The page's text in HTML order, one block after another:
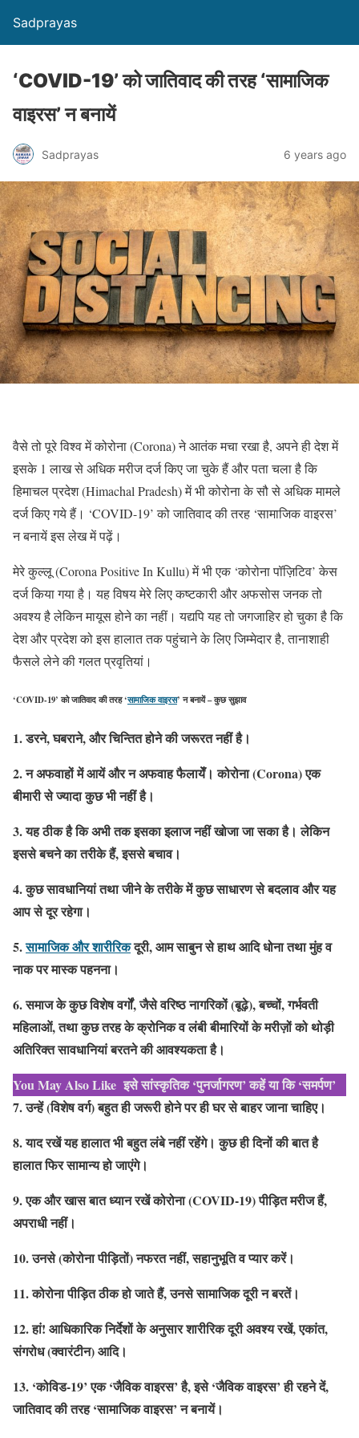
Sadprayas
‘COVID-19’ को जातिवाद की तरह ‘सामाजिक
वाइरस’ न बनायें
Sadprayas 6 years ago
वैसे तो पूरे विश्व में कोरोना (Corona) ने आतंक मचा रखा है, अपने ही देश में
इसके 1 लाख से अधिक मरीज दर्ज किए जा चुके हैं और पता चला है कि
हिमाचल प्रदेश (Himachal Pradesh) में भी कोरोना के सौ से अधिक मामले
दर्ज किए गये हैं। ‘COVID-19’ को जातिवाद की तरह ‘सामाजिक वाइरस’
न बनायें इस लेख में पढ़ें।
मेरे कुल्लू (Corona Positive In Kullu) में भी एक ‘कोरोना पॉज़िटिव’ केस
दर्ज किया गया है। यह विषय मेरे लिए कष्टकारी और अफसोस जनक तो
अवश्य है लेकिन मायूस होने का नहीं। यद्यपि यह तो जगजाहिर हो चुका है कि
देश और प्रदेश को इस हालात तक पहुंचाने के लिए जिम्मेदार है, तानाशाही
फैसले लेने की गलत प्रवृतियां।
‘COVID-19’ कोजातिवादकी तरह ‘सामाजिक वाइरस’ न बनायें – कुछ सुझाव
1. डरने, घबराने, और चिन्तित होने की जरूरत नहीं है।
2. न अफवाहों में आयें और न अफवाह फैलायेँ। कोरोना (Corona) एक
बीमारी से ज्यादा कुछ भी नहीं है।
3. यह ठीक है कि अभी तक इसका इलाज नहीं खोजा जा सका है। लेकिन
इससे बचने का तरीके हैं, इससे बचाव।
4. कुछ सावधानियां तथा जीने के तरीके में कुछ साधारण से बदलाव और यह
आप से दूर रहेगा।
5.सामाजिक और शारीरिकदूरी, आम साबुन से हाथ आदि धोना तथा मुंह व
नाक पर मास्क पहनना।
6. समाज के कुछ विशेष वर्गों, जैसे वरिष्ठ नागरिकों (बूढ़े), बच्चों, गर्भवती
महिलाओं, तथा कुछ तरह के क्रोनिक व लंबी बीमारियों के मरीज़ों को थोड़ी
अतिरिक्त सावधानियां बरतने की आवश्यकता है।
You May Also Like इसे सांस्कृतिक ‘पुनर्जागरण’ कहें या कि ‘समर्पण’
7. उन्हें (विशेष वर्ग) बहुत ही जरूरी होने पर ही घर से बाहर जाना चाहिए।
8. याद रखें यह हालात भी बहुत लंबे नहीं रहेंगे। कुछ ही दिनों की बात है
हालात फिर सामान्य हो जाएंगे।
9. एक और खास बात ध्यान रखें कोरोना (COVID-19) पीड़ित मरीज हैं,
अपराधी नहीं।
10. उनसे (कोरोना पीड़ितों) नफरत नहीं, सहानुभूति व प्यार करें।
11. कोरोना पीड़ित ठीक हो जाते हैं, उनसे सामाजिक दूरी न बरतें।
12. हां! आधिकारिक निर्देशों के अनुसार शारीरिक दूरी अवश्य रखें, एकांत,
संगरोध (क्वारंटीन) आदि।
13. ‘कोविड-19’ एक ‘जैविक वाइरस’ है, इसे ‘जैविक वाइरस’ ही रहने दें,
जातिवाद की तरह ‘सामाजिक वाइरस’ न बनायें।